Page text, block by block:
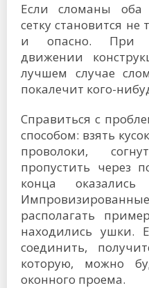
Если сломаны оба
сетку становится не
и опасно. При
движении
лучшем случае
покалечит кого-
Справиться с
способом: взять
проволоки,
пропустить через
конца
располагать
находились ушки.
соединить,
которую, можно
оконного проема.